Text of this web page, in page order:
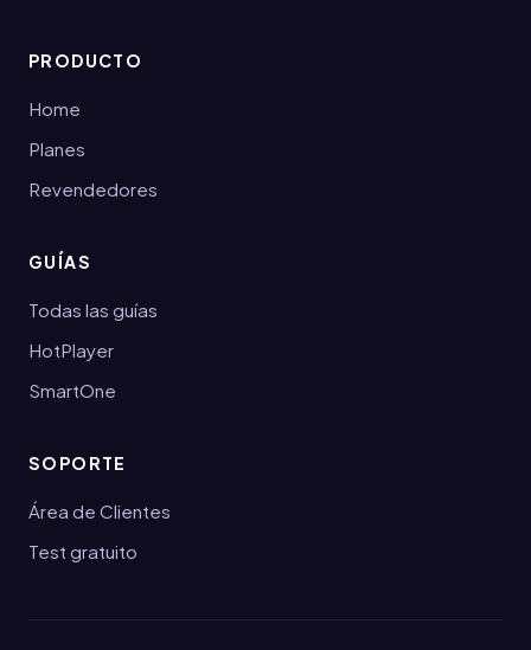
PRODUCTO
Home
Planes
Revendedores
GUÍAS
Todas las guías
HotPlayer
SmartOne
SOPORTE
Área de Clientes
Test gratuito